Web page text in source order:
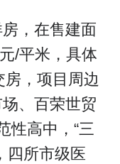
，在售建面
/平米，具体
，项目周边
、百荣世贸
性高中，“三
四所市级医